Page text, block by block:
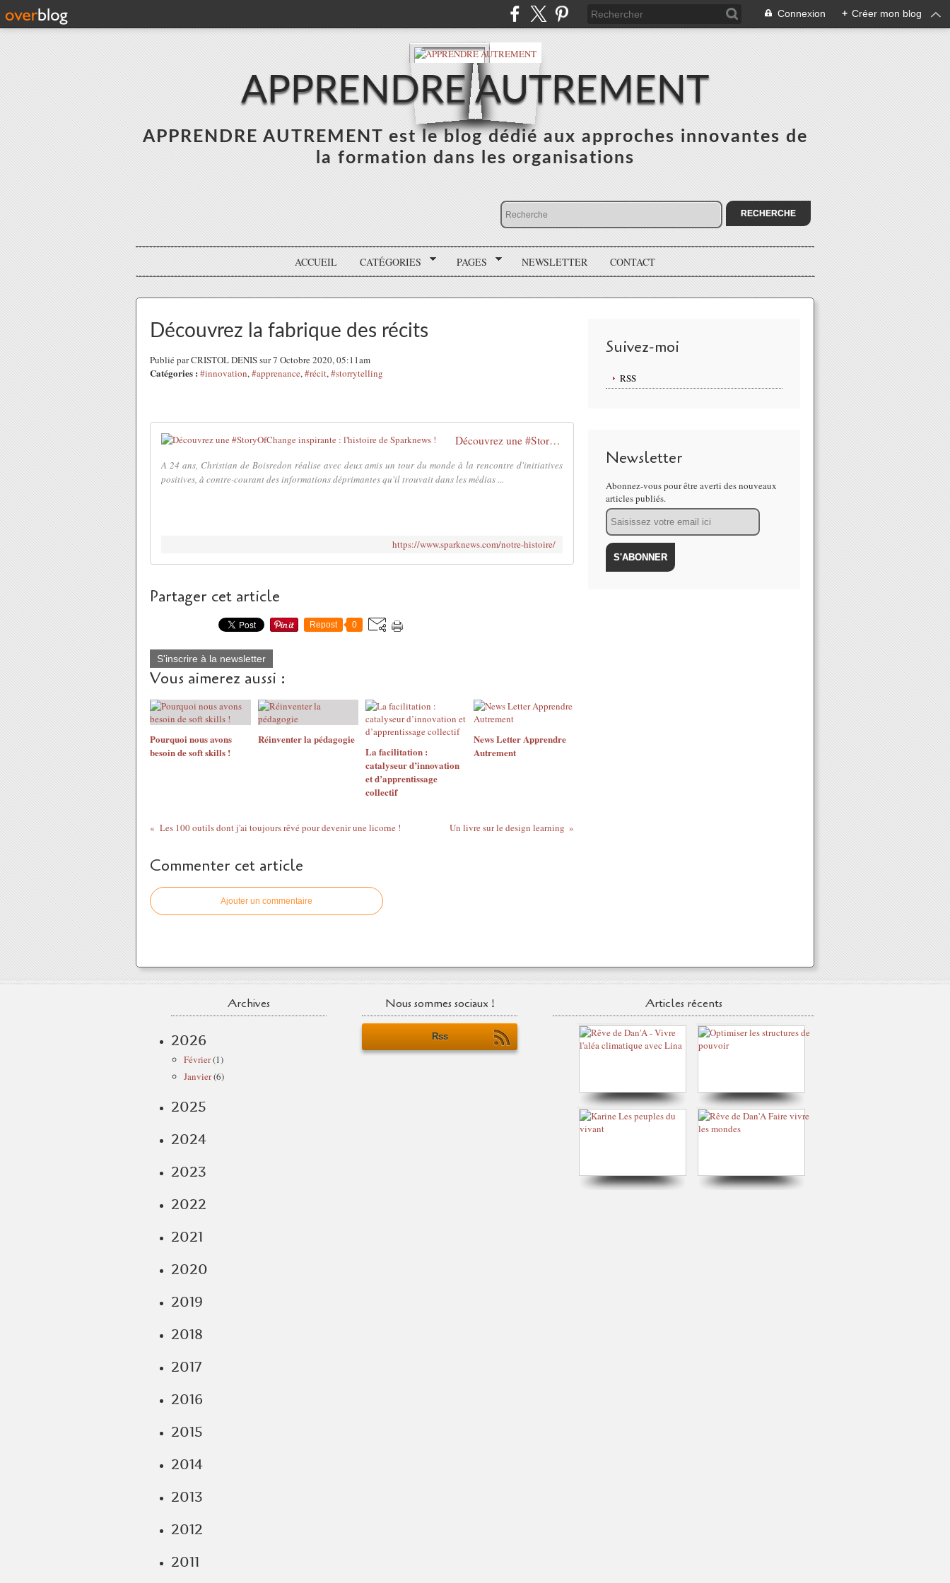
Connexion + Créer mon blog
APPRENDRE AUTREMENT
APPRENDRE AUTREMENT est le blog dédié aux approches innovantes de
la formation dans les organisations
ACCUEIL CATÉGORIES PAGES NEWSLETTER CONTACT
Découvrez la fabrique des récits
Publié par CRISTOL DENIS sur 7 Octobre 2020, 05:11am
Catégories : #innovation,#apprenance,#récit,#storrytelling
Découvrez une #StoryOfChange inspirante : l'histoire de Sparknews !
A 24 ans, Christian de Boisredon réalise avec deux amis un tour du monde à la rencontre d'initiatives
positives, à contre-courant des informations déprimantes qu'il trouvait dans les médias ...
https://www.sparknews.com/notre-histoire/
Partager cet article
Repost 0
S'inscrire à la newsletter
Vous aimerez aussi :
Pourquoi nous avons
besoin de soft skills !
Réinventer la pédagogie
La facilitation :
catalyseur d’innovation
et d’apprentissage
collectif
News Letter Apprendre
Autrement
Les 100 outils dont j'ai toujours rêvé pour devenir une licorne ! Un livre sur le design learning
Commenter cet article
Ajouter un commentaire
Suivez-moi
RSS
Newsletter
Abonnez-vous pour être averti des nouveaux
articles publiés.
Email
Archives
2026
Février(1)
Janvier(6)
2025
2024
2023
2022
2021
2020
2019
2018
2017
2016
2015
2014
2013
2012
2011
Nous sommes sociaux !
Rss
Articles récents